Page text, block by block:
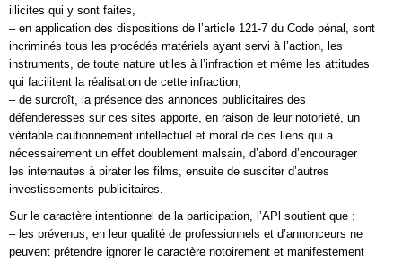
illicites qui y sont faites,
– en application des dispositions de l’article 121-7 du Code pénal, sont
incriminés tous les procédés matériels ayant servi à l’action, les
instruments, de toute nature utiles à l’infraction et même les attitudes
qui facilitent la réalisation de cette infraction,
– de surcroît, la présence des annonces publicitaires des
défenderesses sur ces sites apporte, en raison de leur notoriété, un
véritable cautionnement intellectuel et moral de ces liens qui a
nécessairement un effet doublement malsain, d’abord d’encourager
les internautes à pirater les films, ensuite de susciter d’autres
investissements publicitaires.
Sur le caractère intentionnel de la participation, l’APl soutient que :
– les prévenus, en leur qualité de professionnels et d’annonceurs ne
peuvent prétendre ignorer le caractère notoirement et manifestement